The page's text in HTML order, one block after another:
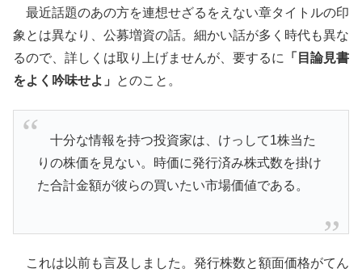
最近話題のあの方を連想せざるをえない章タイトルの印
象とは異なり、公募増資の話。細かい話が多く時代も異な
るので、詳しくは取り上げませんが、要するに
「目論見書
をよく吟味せよ」
とのこと。
十分な情報を持つ投資家は、けっして1株当た
りの株価を見ない。時価に発行済み株式数を掛け
た合計金額が彼らの買いたい市場価値である。
これは以前も言及しました。発行株数と額面価格がてん